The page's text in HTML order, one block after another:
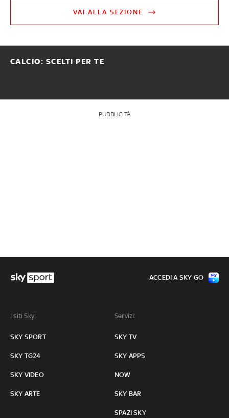
VAI ALLA SEZIONE
CALCIO: SCELTI PER TE
PUBBLICITÀ
I siti Sky:
SKY SPORT
SKY TG24
SKY VIDEO
SKY ARTE
Servizi:
SKY TV
SKY APPS
NOW
SKY BAR
SPAZI SKY
ACCEDI A SKY GO